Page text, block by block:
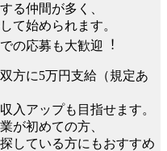
る仲間が多く、
て始められます。
の応募も⼤歓迎︕
⽅に5万円⽀給（規定あ
⼊アップも⽬指せます。
が初めての⽅、
している⽅にもおすすめ